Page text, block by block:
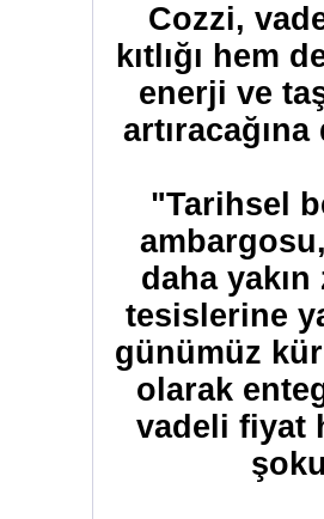
Cozzi,
kıtlığı hem
enerji ve
"Tarihsel
daha
tesislerine
günümüz
olarak
vadeli fiyat